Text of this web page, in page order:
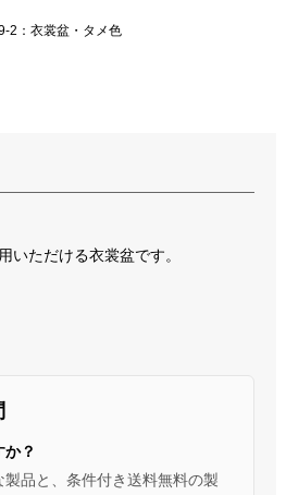
2：衣裳盆・タメ色
いただける衣裳盆です。
？
製品と、条件付き送料無料の製